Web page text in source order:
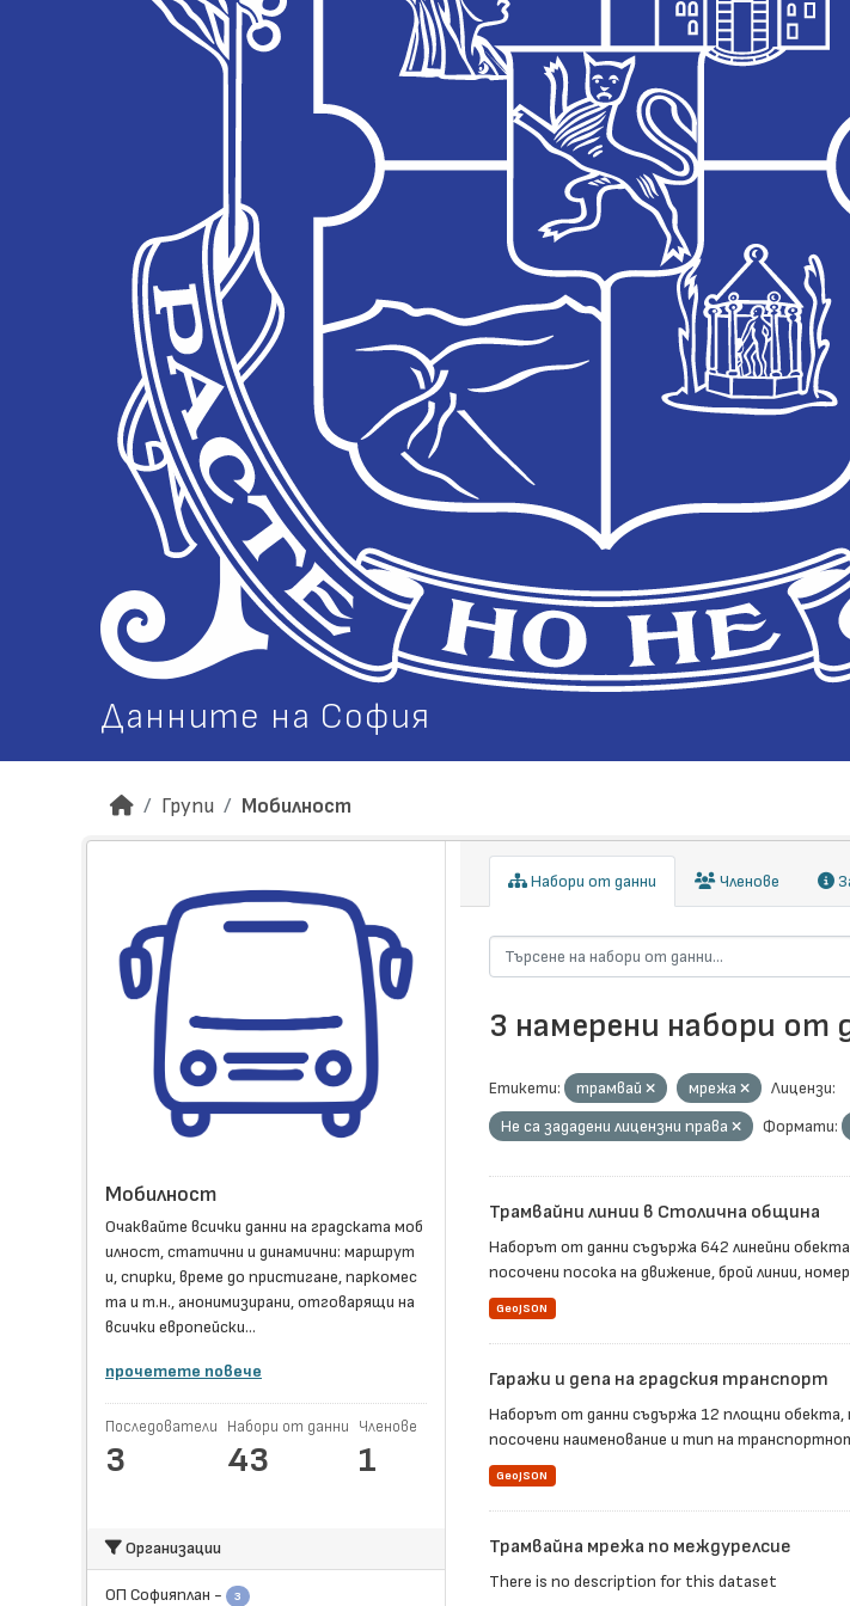
Данните на София
Групи Мобилност
Мобилност
Очаквайте всички данни на градската моб
илност, статични и динамични: маршрут
и, спирки, време до пристигане, паркомес
та и т.н., анонимизирани, отговарящи на
всички европейски...
прочетете повече
Последователи
3
Набори от данни
43
Членове
1
Организации
ОП Софияплан - 3
Набори от данни Членове
3 намерени набори от
Етикети: трамвай мрежа
Лицензи:
Не са зададени лицензни права
Формати:
Трамвайни линии в Столична община
Наборът от данни съдържа 642 линейни
посочени посока на движение, брой линии,
GeoJSON
Гаражи и депа на градския транспорт
Наборът от данни съдържа 12 площни обекта,
посочени наименование и тип на
GeoJSON
Трамвайна мрежа по междурелсие
There is no description for this dataset